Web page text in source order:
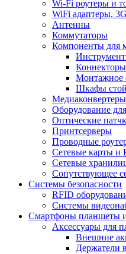
Wi-Fi роутеры и
WiFi адаптеры,
Антенны
Коммутаторы
Компоненты для
Монтажное
Шкафы
Оборудование
Оптические
Принтсерверы
Проводные
Сетевые карты и
Сетевые
Сопутствующее
Системы безопасности
RFID
Системы
Смартфоны планшеты
Аксессуары для
Внешние
Держатели